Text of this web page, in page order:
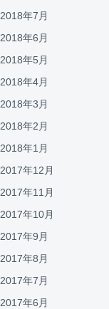
2018年7月
2018年6月
2018年5月
2018年4月
2018年3月
2018年2月
2018年1月
2017年12月
2017年11月
2017年10月
2017年9月
2017年8月
2017年7月
2017年6月